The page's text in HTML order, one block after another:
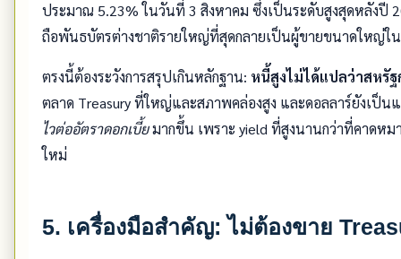
ประมาณ 5.23% ในวันที่ 3 สิงหาคม ซึ่งเป็นระดับสูงสุดหลังปี
ถือพันธบัตรต่างชาติรายใหญ่ที่สุดกลายเป็นผู้ขายขนาดใหญ่ใน
ตรงนี้ต้องระวังการสรุปเกินหลักฐาน: หนี้สูงไม่ได้แปลว่าสหรั
ตลาด Treasury ที่ใหญ่และสภาพคล่องสูง และดอลลาร์ยังเป็
ไวต่ออัตราดอกเบี้ยมากขึ้น เพราะ yield ที่สูงนานกว่าที่คาดหม
ใหม่
5. เครื่องมือสำคัญ: ไม่ต้องขาย